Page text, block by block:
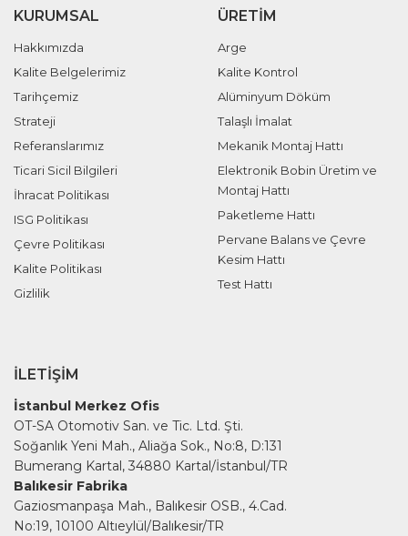
KURUMSAL
Hakkımızda
Kalite Belgelerimiz
Tarihçemiz
Strateji
Referanslarımız
Ticari Sicil Bilgileri
İhracat Politikası
ISG Politikası
Çevre Politikası
Kalite Politikası
Gizlilik
ÜRETIM
Arge
Kalite Kontrol
Alüminyum Döküm
Talaşlı İmalat
Mekanik Montaj Hattı
Elektronik Bobin Üretim ve
Montaj Hattı
Paketleme Hattı
Pervane Balans ve Çevre
Kesim Hattı
Test Hattı
İLETIŞIM
İstanbul Merkez Ofis
OT-SA Otomotiv San. ve Tic. Ltd. Şti.
Soğanlık Yeni Mah., Aliağa Sok., No:8, D:131
Bumerang Kartal, 34880 Kartal/İstanbul/TR
Balıkesir Fabrika
Gaziosmanpaşa Mah., Balıkesir OSB., 4.Cad.
No:19, 10100 Altıeylül/Balıkesir/TR